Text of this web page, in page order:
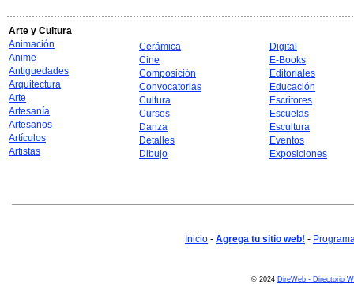
Arte y Cultura
Animación
Anime
Antiguedades
Arquitectura
Arte
Artesanía
Artesanos
Artículos
Artistas
Cerámica
Cine
Composición
Convocatorias
Cultura
Cursos
Danza
Detalles
Dibujo
Digital
E-Books
Editoriales
Educación
Escritores
Escuelas
Escultura
Eventos
Exposiciones
Inicio - Agrega tu sitio web! -
© 2024 DireWeb - Directorio